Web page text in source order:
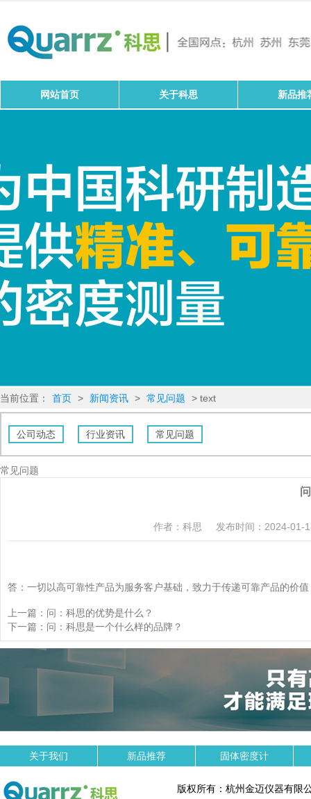
网站首页 关于科思 新品推
当前位置： 首页 > 新闻资讯 > 常见问题 > text
公司动态 行业资讯 常见问题
常见问题
作者：科思 发布时间：2024-01-
答：一切以高可靠性产品为服务客户基础，致力于传递可靠产品的价
上一篇： 问：科思的优势是什么？
下一篇： 问：科思是一个什么样的品牌？
关于我们 新品推荐 固体密度计
版权所有：杭州金迈仪器有限